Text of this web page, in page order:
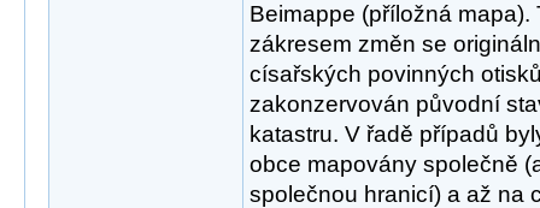
Beimappe (příložná
zákresem změn se
císařských povinných
zakonzervován původní
katastru. V řadě případů
obce mapovány společně
společnou hranicí) a až na